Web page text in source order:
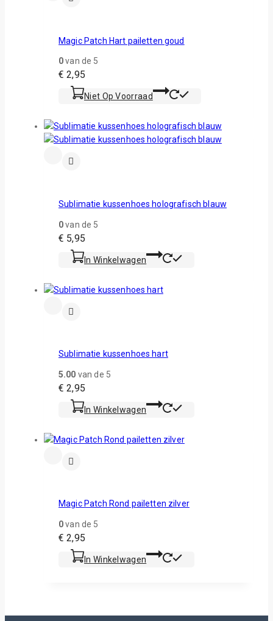
Magic Patch Hart pailetten goud
0van de 5
€ 2,95
Niet Op Voorraad
Sublimatie kussenhoes holografisch blauw
0van de 5
€ 5,95
In Winkelwagen
Sublimatie kussenhoes hart
5.00 van de 5
€ 2,95
In Winkelwagen
Magic Patch Rond pailetten zilver
0van de 5
€ 2,95
In Winkelwagen